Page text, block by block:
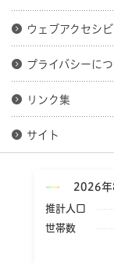
ウェブアクセシ
プライバシーに
リンク集
サイト
2026年
推計人口
世帯数